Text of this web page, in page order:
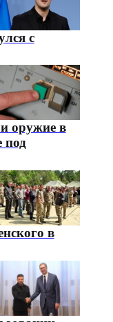
с
оружие в
под
в